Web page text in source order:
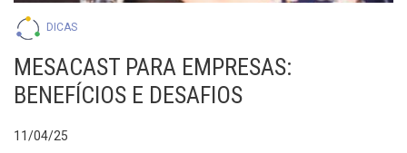
DICAS
MESACAST PARA EMPRESAS:
BENEFÍCIOS E DESAFIOS
11/04/25